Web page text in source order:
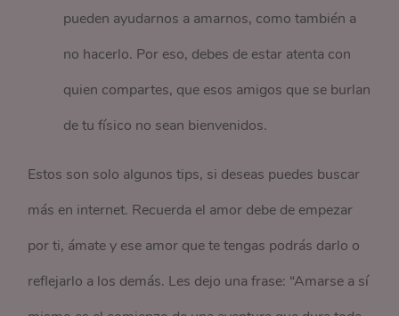
pueden ayudarnos a amarnos, como también a
no hacerlo. Por eso, debes de estar atenta con
quien compartes, que esos amigos que se burlan
de tu físico no sean bienvenidos.
Estos son solo algunos tips, si deseas puedes buscar
más en internet. Recuerda el amor debe de empezar
por ti, ámate y ese amor que te tengas podrás darlo o
reflejarlo a los demás. Les dejo una frase: “Amarse a sí